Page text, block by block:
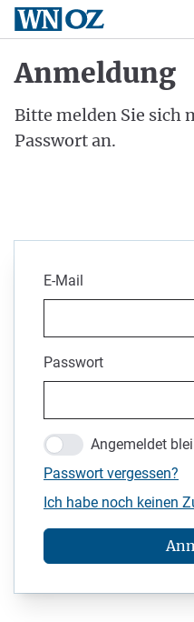
Anmeldung
Bitte melden Sie sich
Passwort an.
E-Mail
Passwort
Angemeldet
Passwort vergessen?
Ich habe noch keinen